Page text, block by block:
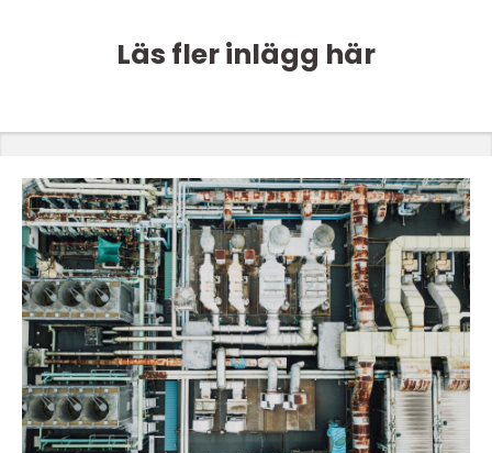
Läs fler inlägg här